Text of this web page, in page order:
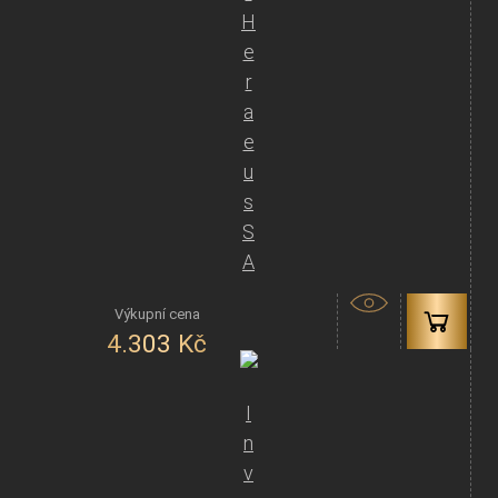
H
e
r
a
e
u
s
S
A
4.303 Kč
I
n
v